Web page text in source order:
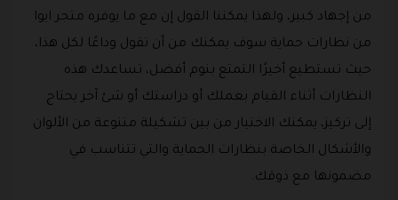
من إجهاد كبير، ولهذا يمكننا القول إن مع ما يوفره متجر ايوا
من نظارات حماية سوف يمكنك من أن تقول وداعًا لكل هذا،
حيث تستطيع أخيرًا التمتع بنوم أفضل، تساعدك هذه
النظارات أثناء القيام بعملك أو دراستك أو شئ آخر يحتاج
إلى تركيز، يمكنك الاختيار من بين تشكيلة متنوعة من الألوان
والأشكال الخاصة بنظارات الحماية والتي تتناسب في
مضمونها مع ذوقك.